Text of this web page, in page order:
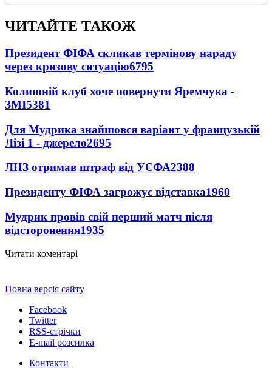
ЧИТАЙТЕ ТАКОЖ
Президент ФІФА скликав термінову нараду
через кризову ситуацію6795
Колишній клуб хоче повернути Яремчука -
ЗМІ5381
Для Мудрика знайшовся варіант у французькій
Лізі 1 - джерело2695
ЛНЗ отримав штраф від УЄФА2388
Президенту ФІФА загрожує відставка1960
Мудрик провів свій перший матч після
відсторонення1935
Читати коментарі
Повна версія сайту
Facebook
Twitter
RSS-стрічки
E-mail розсилка
Контакти